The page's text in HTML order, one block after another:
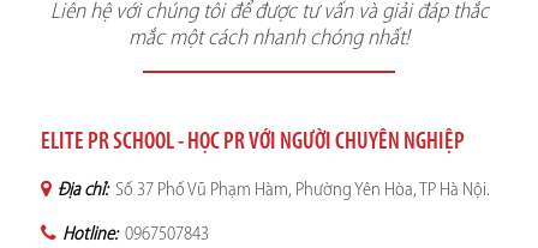
Liên hệ với chúng tôi để được tư vấn và giải đáp thắc
mắc một cách nhanh chóng nhất!
ELITE PR SCHOOL - HỌC PR VỚI NGƯỜI CHUYÊN NGHIỆP
Địa chỉ: Số 37 Phố Vũ Phạm Hàm, Phường Yên Hòa, TP Hà Nội.
Hotline: 0967507843